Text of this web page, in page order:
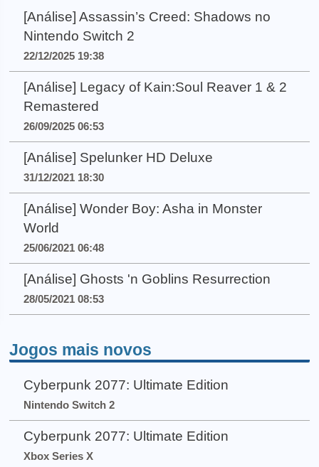
[Análise] Assassin’s Creed: Shadows no
Nintendo Switch 2
22/12/2025 19:38
[Análise] Legacy of Kain:Soul Reaver 1 & 2
Remastered
26/09/2025 06:53
[Análise] Spelunker HD Deluxe
31/12/2021 18:30
[Análise] Wonder Boy: Asha in Monster
World
25/06/2021 06:48
[Análise] Ghosts 'n Goblins Resurrection
28/05/2021 08:53
Jogos mais novos
Cyberpunk 2077: Ultimate Edition
Nintendo Switch 2
Cyberpunk 2077: Ultimate Edition
Xbox Series X